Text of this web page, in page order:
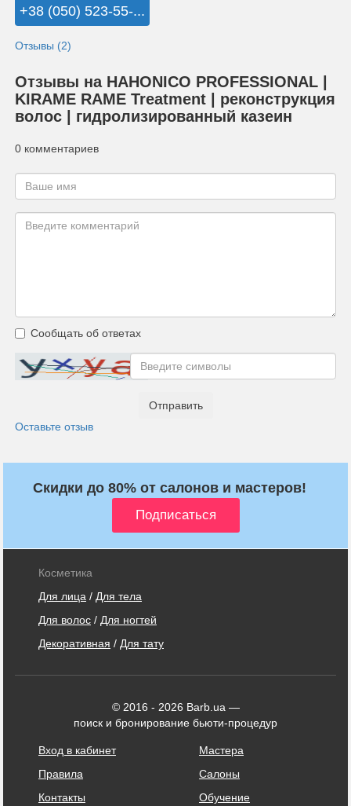
+38 (050) 523-55-...
Отзывы (2)
Отзывы на HAHONICO PROFESSIONAL |
KIRAME RAME Treatment | реконструкция
волос | гидролизированный казеин
0 комментариев
Сообщать об ответах
Отправить
Оставьте отзыв
Скидки до 80% от салонов и мастеров!
Косметика
Для лица / Для тела
Для волос / Для ногтей
Декоративная / Для тату
© 2016 - 2026 Barb.ua —
поиск и бронирование бьюти-процедур
Вход в кабинет
Правила
Контакты
Мастера
Салоны
Обучение